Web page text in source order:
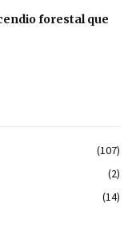
forestal que
(107)
(2)
(14)